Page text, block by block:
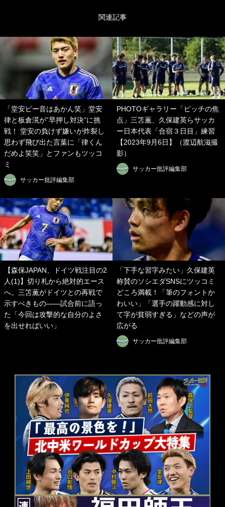
関連記事
「堂安ピー音はあかん笑」堂安
律と板倉滉が”早押し対決”に挑
戦！ 堂安の負けず嫌いが炸裂し
思わず飛び出た言葉に「律くん
だめよ笑笑」とファンもツッコ
ミ
サッカー批評編集部
PHOTOギャラリー「ピッチの焦
点」三笘薫、久保建英らサッカ
ー日本代表「合宿３日目」練習
【2023年9月6日】（渡辺航滋撮
影）
サッカー批評編集部
【森保JAPAN、ドイツ戦注目の2
人(1)】切り札から絶対的エース
へ。三笘薫がドイツとの再戦で
示すべきもの――試合前に語っ
た「今回は攻撃的な自分のよさ
を出せればいい」
「下手な習字みたい」久保建英
称賛のソシエダSNSにツッコミ
どころ満載！「筆のフォントか
わいい」「選手の躍動感に対し
て字が貧弱すぎる」などの声が
広がる
サッカー批評編集部